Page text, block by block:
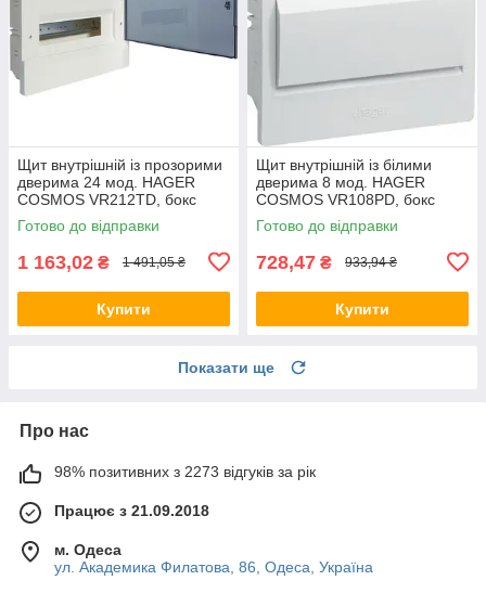
Щит внутрішній із прозорими
дверима 24 мод. HAGER
COSMOS VR212TD, бокс
Хагер, шафа КОСМОС
розподільний
Готово до відправки
1 163,02 ₴ 1 491,05 ₴
Купити
Щит внутрішній із білими
дверима 8 мод. HAGER
COSMOS VR108PD, бокс
Хагер, шафа КОСМОС
розподільний (Smart Rozetka)
Готово до відправки
728,47 ₴ 933,94 ₴
Купити
Показати ще
Про нас
98% позитивних з 2273 відгуків за рік
Працює з 21.09.2018
м. Одеса
ул. Академика Филатова, 86, Одеса, Україна